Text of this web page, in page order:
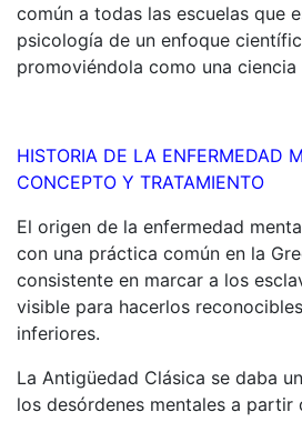
común a todas las escuelas que
psicología de un enfoque
promoviéndola como una ciencia
HISTORIA DE LA ENFERMEDAD
CONCEPTO Y TRATAMIENTO
El origen de la enfermedad
con una práctica común en la
consistente en marcar a los
visible para hacerlos
inferiores.
La Antigüedad Clásica se daba
los desórdenes mentales a